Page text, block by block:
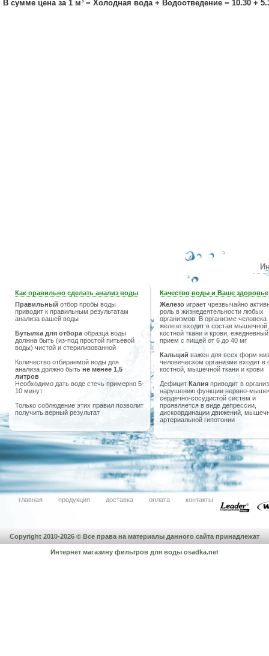
В сумме цена за 1 м³ = Холодная вода + Водоотведение = 10.30 +
Как правильно сделать анализ воды
Правильный отбор пробы воды
приводит к правильным результатам
анализа вашей воды
Бутылка для отбора образца воды
должна быть (из-под простой питьевой
воды) чистой и стерилизованной
Количество отбираемой воды для
анализа должно быть не менее 1,5
литров
Необходимо дать воде стечь примерно 5-
10 минут
Только соблюдение этих правил позволит
получить верный результат
Качество воды и Ваше здоровье
Железо играет чрезвычайно
роль в жизнедеятельности любых
организмов. В организме человека
железо входит в состав мышечной,
костной ткани и крови, ежедневный
прием с пищей от 6 до 40 мг
Кальций важен для всех форм
человеческом организме входит в
костной, мышечной ткани и крови
Дефицит Калия приводит в
нарушению функции нервно-
сердечно-сосудистой систем и
проявляется в виде депрессии,
дискоординации движений,
артериальной гипотонии
главная продукция доставка оплата контакты
Copyright 2010-2026 © Все права на материалы данного сайта принадлежат
Интернет магазину фильтров для воды osadka.net